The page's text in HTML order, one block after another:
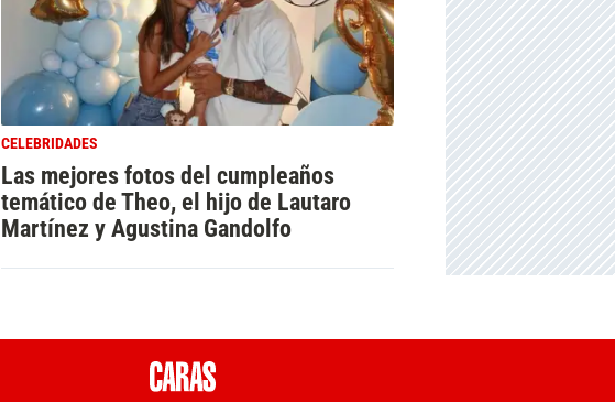
CELEBRIDADES
Las mejores fotos del cumpleaños
temático de Theo, el hijo de Lautaro
Martínez y Agustina Gandolfo